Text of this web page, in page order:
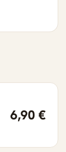
6,90 €